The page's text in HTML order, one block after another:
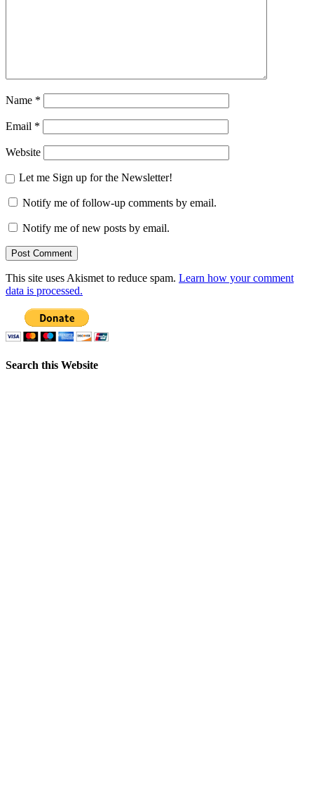
Name *
Email *
Website
Let me Sign up for the Newsletter!
Notify me of follow-up comments by email.
Notify me of new posts by email.
This site uses Akismet to reduce spam. Learn how your comment
data is processed.
Search this Website